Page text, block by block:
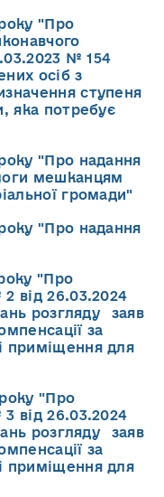
"Про
№ 154
осіб з
ступеня
яка потребує
"Про надання
мешканцям
громади"
"Про надання
"Про
від 26.03.2024
розгляду заяв
за
приміщення для
"Про
від 26.03.2024
розгляду заяв
за
приміщення для